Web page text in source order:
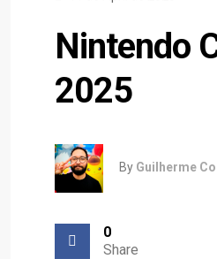
Nintendo
2025
By Guilherme
0
Share